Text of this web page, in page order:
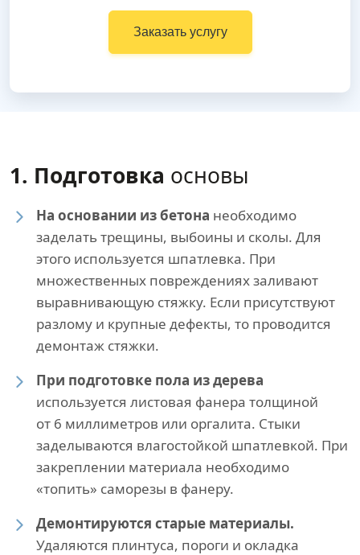
Заказать услугу
1. Подготовка основы
На основании из бетона необходимо
заделать трещины, выбоины и сколы. Для
этого используется шпатлевка. При
множественных повреждениях заливают
выравнивающую стяжку. Если присутствуют
разлому и крупные дефекты, то проводится
демонтаж стяжки.
При подготовке пола из дерева
используется листовая фанера толщиной
от 6 миллиметров или оргалита. Стыки
заделываются влагостойкой шпатлевкой. При
закреплении материала необходимо
«топить» саморезы в фанеру.
Демонтируются старые материалы.
Удаляются плинтуса, пороги и окладка